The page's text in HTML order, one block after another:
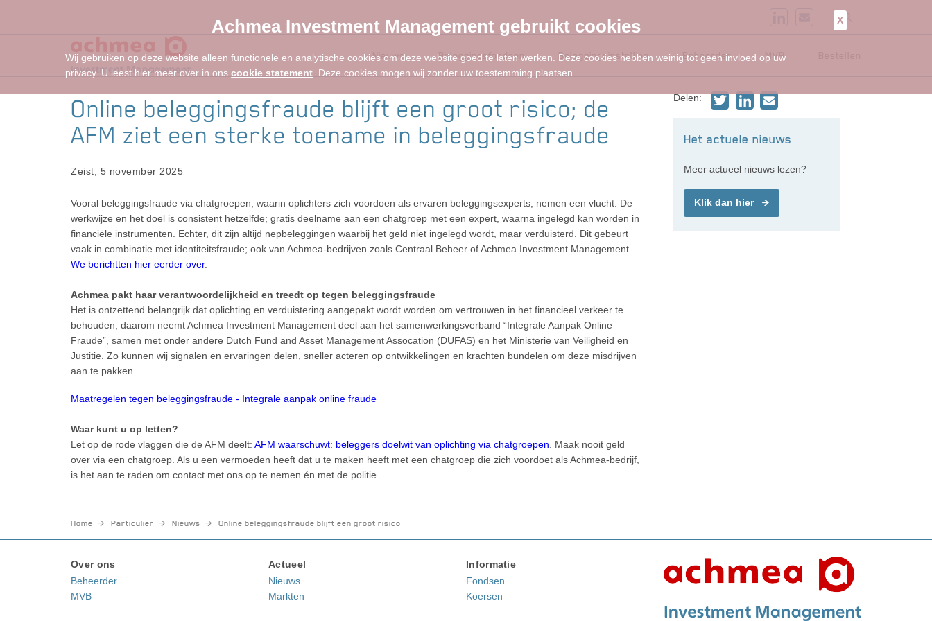
Nieuws Beleggingsfondsen Beleggingsinstelling Beheerder MVB
Achmea Investment Management gebruikt cookies
Wij gebruiken op deze website alleen functionele en analytische cookies om deze website goed te laten werken. Deze cookies hebben weinig tot geen invloed op uw
privacy. U leest hier meer over in onscookie statement . Deze cookies mogen wij zonder uw toestemming plaatsen
X
Online beleggingsfraude blijft een groot risico; de
AFM ziet een sterke toename in beleggingsfraude
Zeist, 5 november 2025
Vooral beleggingsfraude via chatgroepen, waarin oplichters zich voordoen als ervaren beleggingsexperts, nemen een vlucht. De
werkwijze en het doel is consistent hetzelfde; gratis deelname aan een chatgroep met een expert, waarna ingelegd kan worden in
financiële instrumenten. Echter, dit zijn altijd nepbeleggingen waarbij het geld niet ingelegd wordt, maar verduisterd. Dit gebeurt
vaak in combinatie met identiteitsfraude; ook van Achmea-bedrijven zoals Centraal Beheer of Achmea Investment Management.
We berichtten hier eerder over.
Achmea pakt haar verantwoordelijkheid en treedt op tegen beleggingsfraude
Het is ontzettend belangrijk dat oplichting en verduistering aangepakt wordt worden om vertrouwen in het financieel verkeer te
behouden; daarom neemt Achmea Investment Management deel aan het samenwerkingsverband “Integrale Aanpak Online
Fraude”, samen met onder andere Dutch Fund and Asset Management Assocation (DUFAS) en het Ministerie van Veiligheid en
Justitie. Zo kunnen wij signalen en ervaringen delen, sneller acteren op ontwikkelingen en krachten bundelen om deze misdrijven
aan te pakken.
Maatregelen tegen beleggingsfraude - Integrale aanpak online fraude
Waar kunt u op letten?
Let op de rode vlaggen die de AFM deelt: AFM waarschuwt: beleggers doelwit van oplichting via chatgroepen . Maak nooit geld
over via een chatgroep. Als u een vermoeden heeft dat u te maken heeft met een chatgroep die zich voordoet als Achmea-bedrijf,
is het aan te raden om contact met ons op te nemen én met de politie.
Delen:
Het actuele nieuws
Meer actueel nieuws lezen?
Klik dan hier
Home Particulier Nieuws Online beleggingsfraude blijft een groot risico
Over ons
Beheerder
MVB
Actueel
Nieuws
Markten
Informatie
Fondsen
Koersen